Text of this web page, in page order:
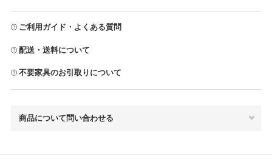
ご利用ガイド・よくある質問
配送・送料について
不要家具のお引取りについて
商品について問い合わせる